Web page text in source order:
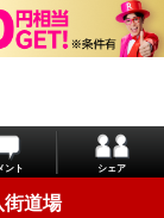
ント シェア
道場